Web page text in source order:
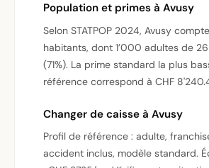
Population et primes à Avusy
Selon STATPOP 2024, Avusy compte
habitants, dont 1’000 adultes de
(71%). La prime standard la plus
référence correspond à CHF
Changer de caisse à Avusy
Profil de référence : adulte,
accident inclus, modèle standard.